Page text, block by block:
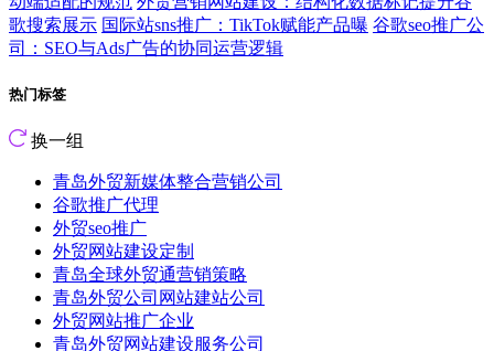
歌搜索展示 国际站sns推广：TikTok赋能产品曝 谷歌seo推广公
司：SEO与Ads广告的协同运营逻辑
热门标签
换一组
青岛外贸新媒体整合营销公司
谷歌推广代理
外贸seo推广
外贸网站建设定制
青岛全球外贸通营销策略
青岛外贸公司网站建站公司
外贸网站推广企业
青岛外贸网站建设服务公司